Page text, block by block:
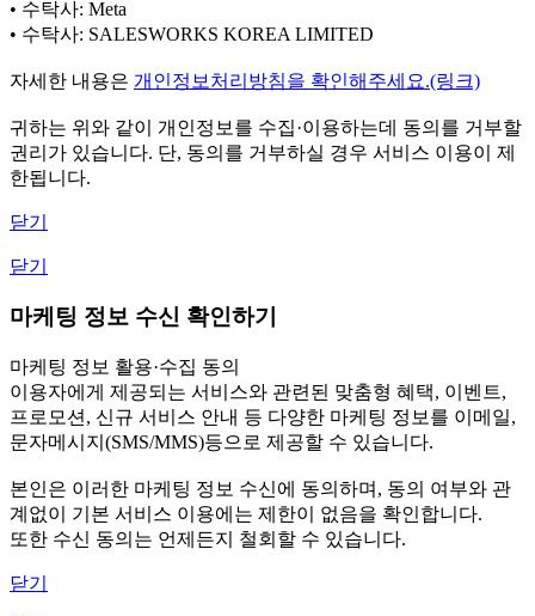
• 수탁사: Meta
• 수탁사: SALESWORKS KOREA LIMITED
자세한 내용은 개인정보처리방침을 확인해주세요.(링크)
귀하는 위와 같이 개인정보를 수집·이용하는데 동의를 거부할
권리가 있습니다. 단, 동의를 거부하실 경우 서비스 이용이 제
한됩니다.
닫기
닫기
마케팅 정보 수신 확인하기
마케팅 정보 활용·수집 동의
이용자에게 제공되는 서비스와 관련된 맞춤형 혜택, 이벤트,
프로모션, 신규 서비스 안내 등 다양한 마케팅 정보를 이메일,
문자메시지(SMS/MMS)등으로 제공할 수 있습니다.
본인은 이러한 마케팅 정보 수신에 동의하며, 동의 여부와 관
계없이 기본 서비스 이용에는 제한이 없음을 확인합니다.
또한 수신 동의는 언제든지 철회할 수 있습니다.
닫기